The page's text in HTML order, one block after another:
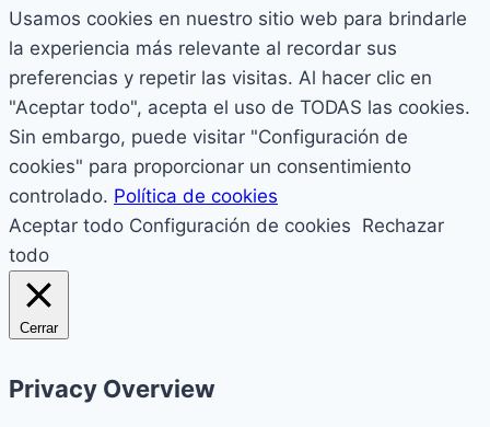
Usamos cookies en nuestro sitio web para brindarle
la experiencia más relevante al recordar sus
preferencias y repetir las visitas. Al hacer clic en
"Aceptar todo", acepta el uso de TODAS las cookies.
Sin embargo, puede visitar "Configuración de
cookies" para proporcionar un consentimiento
controlado. Política de cookies
Aceptar todo Configuración de cookies Rechazar
todo
Cerrar
Privacy Overview